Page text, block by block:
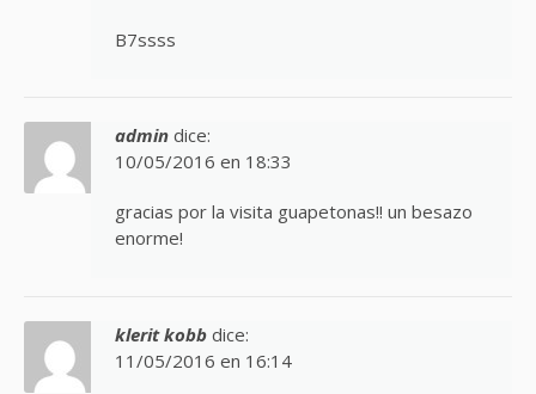
B7ssss
admin dice:
10/05/2016 en 18:33
gracias por la visita guapetonas!! un besazo
enorme!
klerit kobb dice:
11/05/2016 en 16:14